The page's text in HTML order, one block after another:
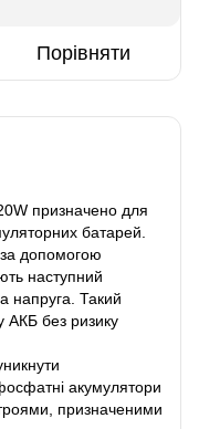
Порівняти
призначено для
батарей.
допомогою
наступний
напруга. Такий
АКБ без ризику
акумулятори
призначеними